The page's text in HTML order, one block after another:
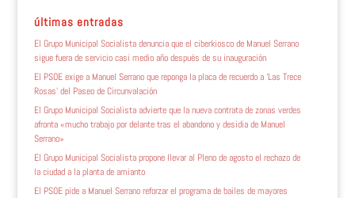
últimas entradas
El Grupo Municipal Socialista denuncia que el ciberkiosco de Manuel Serrano
sigue fuera de servicio casi medio año después de su inauguración
El PSOE exige a Manuel Serrano que reponga la placa de recuerdo a ‘Las Trece
Rosas’ del Paseo de Circunvalación
El Grupo Municipal Socialista advierte que la nueva contrata de zonas verdes
afronta «mucho trabajo por delante tras el abandono y desidia de Manuel
Serrano»
El Grupo Municipal Socialista propone llevar al Pleno de agosto el rechazo de
la ciudad a la planta de amianto
El PSOE pide a Manuel Serrano reforzar el programa de bailes de mayores